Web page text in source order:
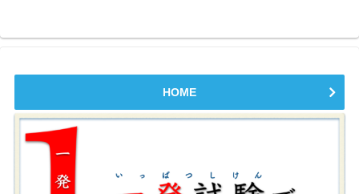
HOME